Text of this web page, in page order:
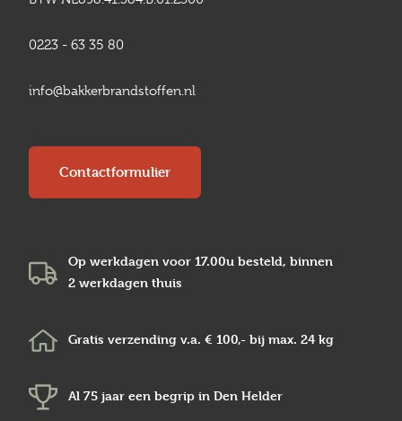
0223 - 63 35 80
info@bakkerbrandstoffen.nl
Contactformulier
Op werkdagen voor 17.00u besteld, binnen
2 werkdagen thuis
Gratis verzending v.a. € 100,- bij max. 24 kg
Al 75 jaar een begrip in Den Helder